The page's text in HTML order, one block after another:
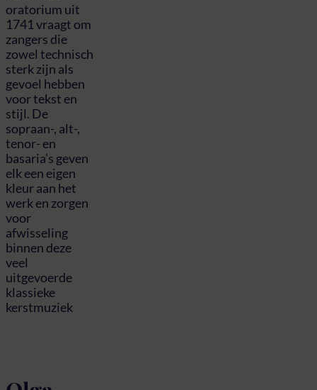
oratorium uit
1741 vraagt om
zangers die
zowel technisch
sterk zijn als
gevoel hebben
voor tekst en
stijl. De
sopraan-, alt-,
tenor- en
basaria’s geven
elk een eigen
kleur aan het
werk en zorgen
voor
afwisseling
binnen deze
veel
uitgevoerde
klassieke
kerstmuziek